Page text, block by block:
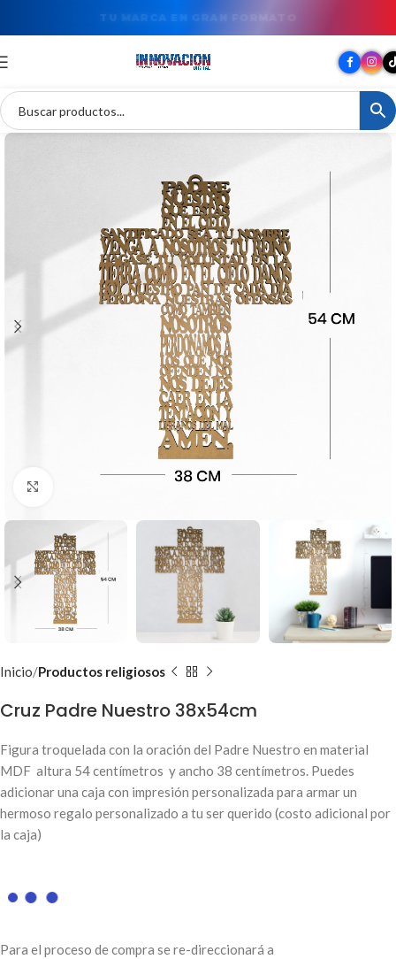
TU MARCA EN GRAN FORMATO
Inicio Productos religiosos
Cruz Padre Nuestro 38x54cm
Figura troquelada con la oración del Padre Nuestro en material
MDF altura 54 centímetros y ancho 38 centímetros. Puedes
adicionar una caja con impresión personalizada para armar un
hermoso regalo personalizado a tu ser querido (costo adicional por
la caja)
Para el proceso de compra se re-direccionará a